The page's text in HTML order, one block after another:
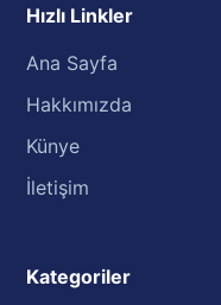
Hızlı Linkler
Ana Sayfa
Hakkımızda
Künye
İletişim
Kategoriler